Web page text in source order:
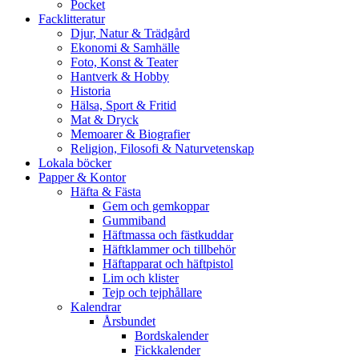
Pocket
Facklitteratur
Djur, Natur & Trädgård
Ekonomi & Samhälle
Foto, Konst & Teater
Hantverk & Hobby
Historia
Hälsa, Sport & Fritid
Mat & Dryck
Memoarer & Biografier
Religion, Filosofi & Naturvetenskap
Lokala böcker
Papper & Kontor
Häfta & Fästa
Gem och gemkoppar
Gummiband
Häftmassa och fästkuddar
Häftklammer och tillbehör
Häftapparat och häftpistol
Lim och klister
Tejp och tejphållare
Kalendrar
Årsbundet
Bordskalender
Fickkalender